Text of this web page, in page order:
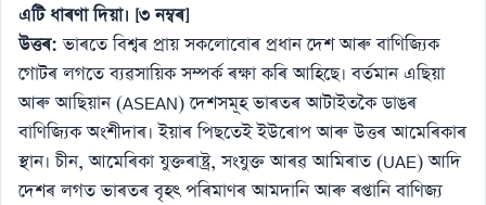
এটি ধাৰণা দিয়া। [৩ নম্বৰ]
উত্তৰ: ভাৰতে বিশ্বৰ প্ৰায় সকলোবোৰ প্ৰধান দেশ আৰু বাণিজ্যিক
গোটৰ লগতে ব্যৱসায়িক সম্পৰ্ক ৰক্ষা কৰি আহিছে। বৰ্তমান এছিয়া
আৰু আছিয়ান (ASEAN) দেশসমূহ ভাৰতৰ আটাইতকৈ ডাঙৰ
বাণিজ্যিক অংশীদাৰ। ইয়াৰ পিছতেই ইউৰোপ আৰু উত্তৰ আমেৰিকাৰ
স্থান। চীন, আমেৰিকা যুক্তৰাষ্ট্ৰ, সংযুক্ত আৰৱ আমিৰাত (UAE) আদি
দেশৰ লগত ভাৰতৰ বৃহৎ পৰিমাণৰ আমদানি আৰু ৰপ্তানি বাণিজ্য